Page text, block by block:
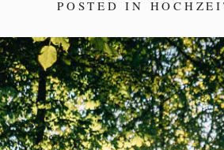
POSTED IN